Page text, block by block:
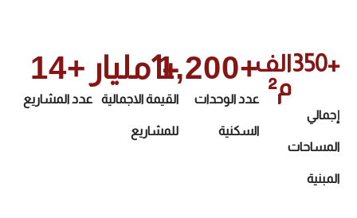
إجمالي
المساحات
المبنية
+
350
الف
م²
عدد الوحدات
السكنية
+
1,200
القيمة الاجمالية
للمشاريع
+
1مليار
عدد المشاريع
+
14